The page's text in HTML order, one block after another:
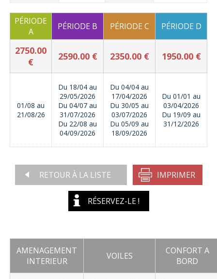
PÉRIODE
A
PÉRIODE B PÉRIODE C PÉRIODE D
2750.00
€
2590.00 € 2350.00 € 1950.00 €
01/08 au
21/08/26
Du 18/04 au
29/05/2026
Du 04/07 au
31/07/2026
Du 22/08 au
04/09/2026
Du 04/04 au
17/04/2026
Du 30/05 au
03/07/2026
Du 05/09 au
18/09/2026
Du 01/01 au
03/04/2026
Du 19/09 au
31/12/2026
RETOUR À LA LISTE IMPRIMER
RÉSERVEZ-LE !
AMENAGEMENT
INTERIEUR
VOILES
CONFORT A
BORD